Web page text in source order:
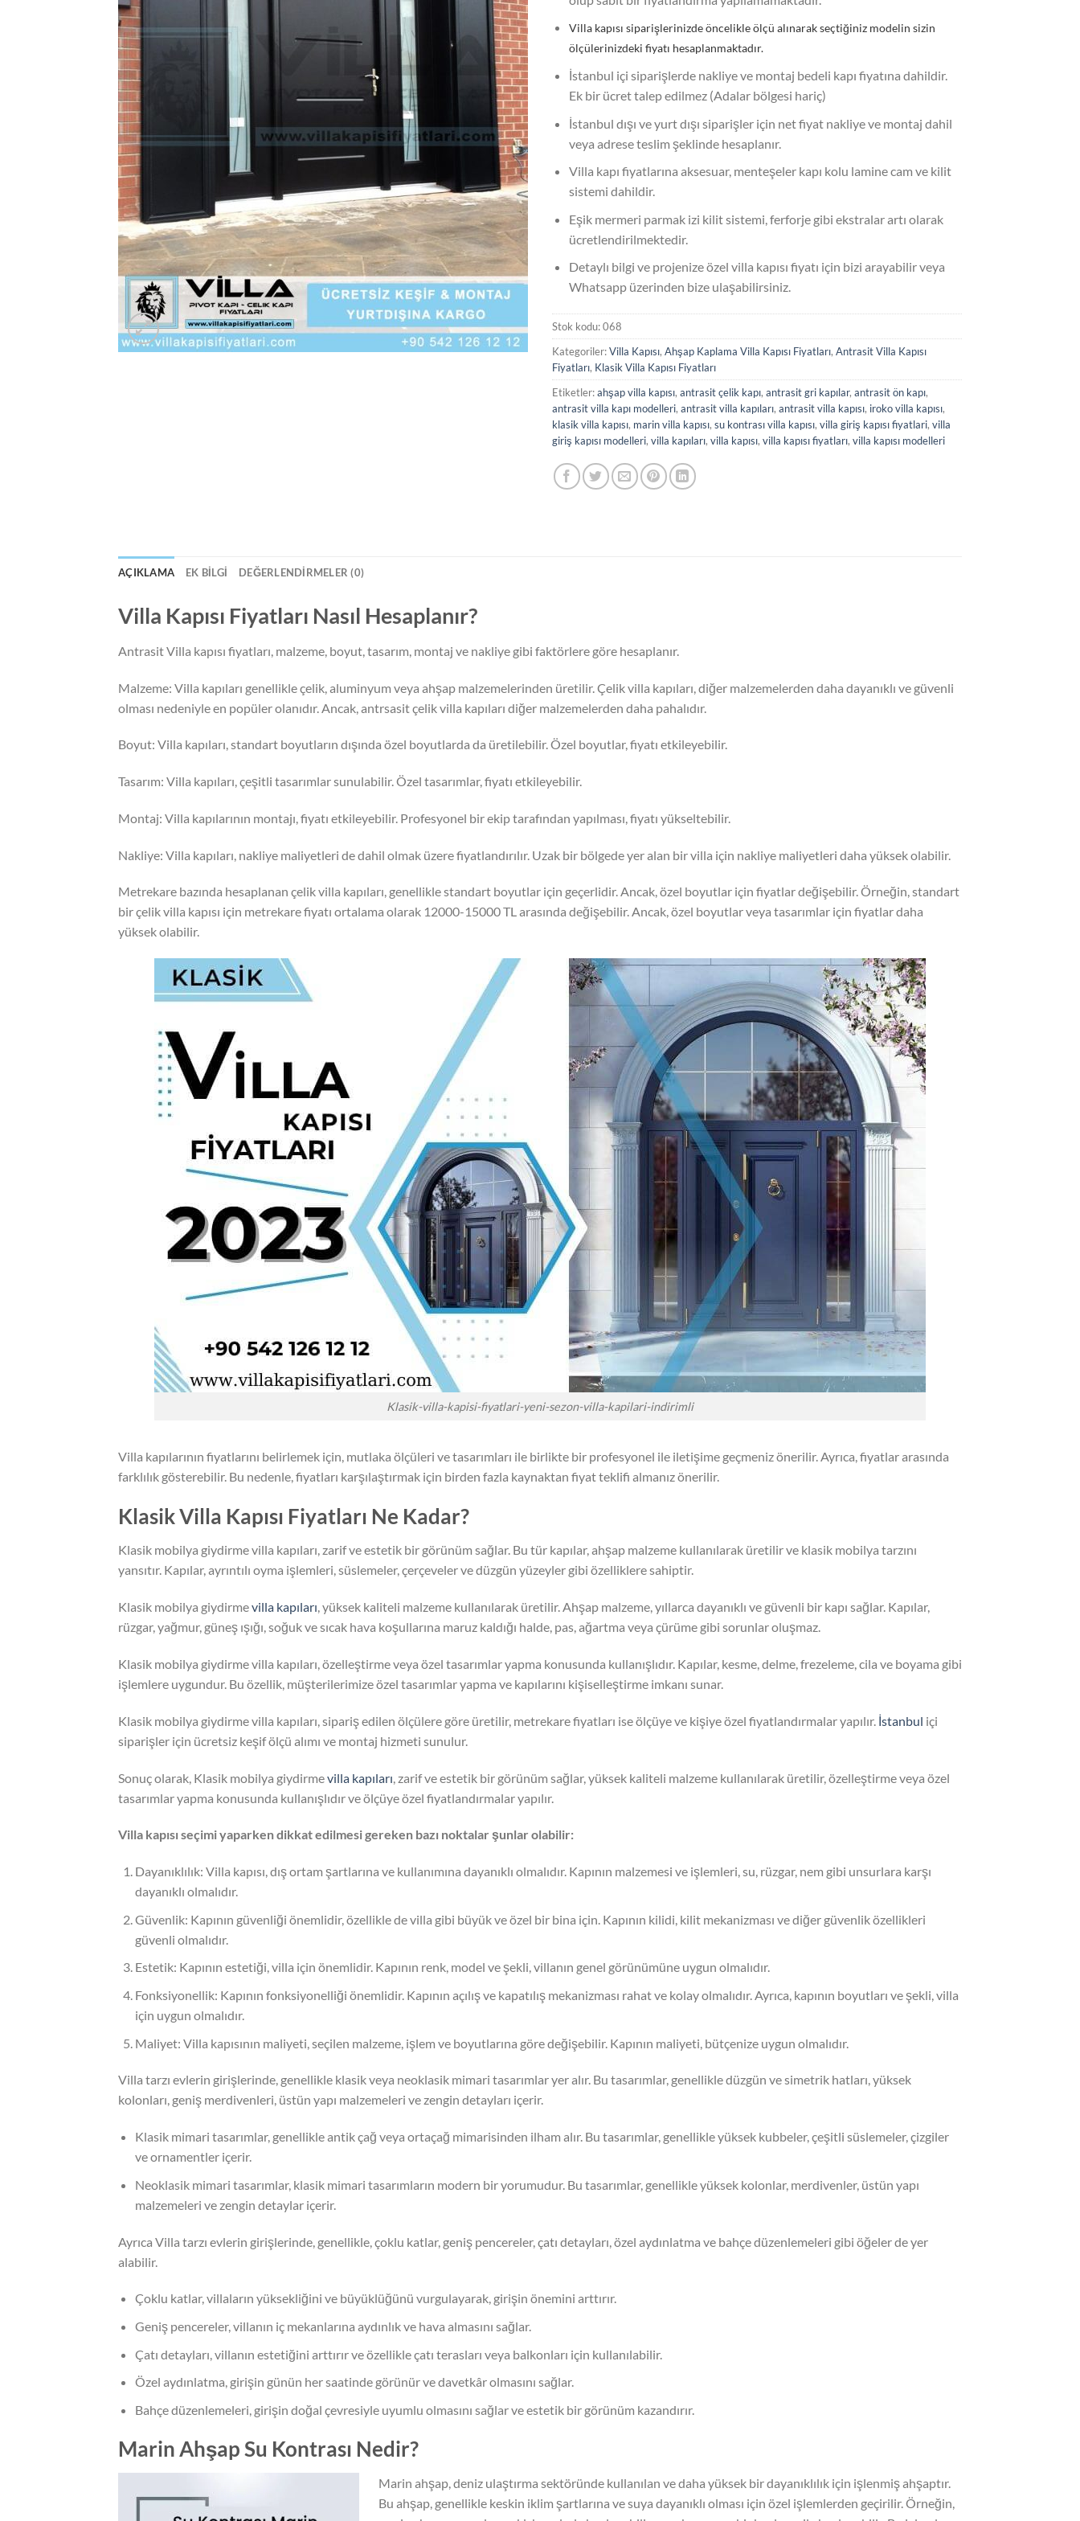
Villa kapısı siparişlerinizde öncelikle ölçü alınarak seçtiğiniz modelin sizin
ölçülerinizdeki fiyatı hesaplanmaktadır.
İstanbul içi siparişlerde nakliye ve montaj bedeli kapı fiyatına dahildir.
Ek bir ücret talep edilmez (Adalar bölgesi hariç)
İstanbul dışı ve yurt dışı siparişler için net fiyat nakliye ve montaj dahil
veya adrese teslim şeklinde hesaplanır.
Villa kapı fiyatlarına aksesuar, menteşeler kapı kolu lamine cam ve kilit
sistemi dahildir.
Eşik mermeri parmak izi kilit sistemi, ferforje gibi ekstralar artı olarak
ücretlendirilmektedir.
Detaylı bilgi ve projenize özel villa kapısı fiyatı için bizi arayabilir veya
Whatsapp üzerinden bize ulaşabilirsiniz.
Stok kodu:068
Kategoriler:Villa Kapısı, Ahşap Kaplama Villa Kapısı Fiyatları, Antrasit Villa Kapısı
Fiyatları, Klasik Villa Kapısı Fiyatları
Etiketler:ahşap villa kapısı, antrasit çelik kapı, antrasit gri kapılar, antrasit ön kapı,
antrasit villa kapı modelleri, antrasit villa kapıları, antrasit villa kapısı, iroko villa kapısı,
klasik villa kapısı, marin villa kapısı, su kontrası villa kapısı, villa giriş kapısı fiyatlari, villa
giriş kapısı modelleri, villa kapıları, villa kapısı, villa kapısı fiyatları, villa kapısı modelleri
AÇIKLAMA EK BILGI DEĞERLENDIRMELER (0)
Villa Kapısı Fiyatları Nasıl Hesaplanır?
Antrasit Villa kapısı fiyatları, malzeme, boyut, tasarım, montaj ve nakliye gibi faktörlere göre hesaplanır.
Malzeme: Villa kapıları genellikle çelik, aluminyum veya ahşap malzemelerinden üretilir. Çelik villa kapıları, diğer malzemelerden daha dayanıklı ve güvenli
olması nedeniyle en popüler olanıdır. Ancak, antrsasit çelik villa kapıları diğer malzemelerden daha pahalıdır.
Boyut: Villa kapıları, standart boyutların dışında özel boyutlarda da üretilebilir. Özel boyutlar, fiyatı etkileyebilir.
Tasarım: Villa kapıları, çeşitli tasarımlar sunulabilir. Özel tasarımlar, fiyatı etkileyebilir.
Montaj: Villa kapılarının montajı, fiyatı etkileyebilir. Profesyonel bir ekip tarafından yapılması, fiyatı yükseltebilir.
Nakliye: Villa kapıları, nakliye maliyetleri de dahil olmak üzere fiyatlandırılır. Uzak bir bölgede yer alan bir villa için nakliye maliyetleri daha yüksek olabilir.
Metrekare bazında hesaplanan çelik villa kapıları, genellikle standart boyutlar için geçerlidir. Ancak, özel boyutlar için fiyatlar değişebilir. Örneğin, standart
bir çelik villa kapısı için metrekare fiyatı ortalama olarak 12000-15000 TL arasında değişebilir. Ancak, özel boyutlar veya tasarımlar için fiyatlar daha
yüksek olabilir.
Klasik-villa-kapisi-fiyatlari-yeni-sezon-villa-kapilari-indirimli
Villa kapılarının fiyatlarını belirlemek için, mutlaka ölçüleri ve tasarımları ile birlikte bir profesyonel ile iletişime geçmeniz önerilir. Ayrıca, fiyatlar arasında
farklılık gösterebilir. Bu nedenle, fiyatları karşılaştırmak için birden fazla kaynaktan fiyat teklifi almanız önerilir.
Klasik Villa Kapısı Fiyatları Ne Kadar?
Klasik mobilya giydirme villa kapıları, zarif ve estetik bir görünüm sağlar. Bu tür kapılar, ahşap malzeme kullanılarak üretilir ve klasik mobilya tarzını
yansıtır. Kapılar, ayrıntılı oyma işlemleri, süslemeler, çerçeveler ve düzgün yüzeyler gibi özelliklere sahiptir.
Klasik mobilya giydirmevilla kapıları, yüksek kaliteli malzeme kullanılarak üretilir. Ahşap malzeme, yıllarca dayanıklı ve güvenli bir kapı sağlar. Kapılar,
rüzgar, yağmur, güneş ışığı, soğuk ve sıcak hava koşullarına maruz kaldığı halde, pas, ağartma veya çürüme gibi sorunlar oluşmaz.
Klasik mobilya giydirme villa kapıları, özelleştirme veya özel tasarımlar yapma konusunda kullanışlıdır. Kapılar, kesme, delme, frezeleme, cila ve boyama gibi
işlemlere uygundur. Bu özellik, müşterilerimize özel tasarımlar yapma ve kapılarını kişiselleştirme imkanı sunar.
Klasik mobilya giydirme villa kapıları, sipariş edilen ölçülere göre üretilir, metrekare fiyatları ise ölçüye ve kişiye özel fiyatlandırmalar yapılır. İstanbul içi
siparişler için ücretsiz keşif ölçü alımı ve montaj hizmeti sunulur.
Sonuç olarak, Klasik mobilya giydirmevilla kapıları , zarif ve estetik bir görünüm sağlar, yüksek kaliteli malzeme kullanılarak üretilir, özelleştirme veya özel
tasarımlar yapma konusunda kullanışlıdır ve ölçüye özel fiyatlandırmalar yapılır.
Villa kapısı seçimi yaparken dikkat edilmesi gereken bazı noktalar şunlar olabilir:
Dayanıklılık: Villa kapısı, dış ortam şartlarına ve kullanımına dayanıklı olmalıdır. Kapının malzemesi ve işlemleri, su, rüzgar, nem gibi unsurlara karşı
dayanıklı olmalıdır.
Güvenlik: Kapının güvenliği önemlidir, özellikle de villa gibi büyük ve özel bir bina için. Kapının kilidi, kilit mekanizması ve diğer güvenlik özellikleri
güvenli olmalıdır.
Estetik: Kapının estetiği, villa için önemlidir. Kapının renk, model ve şekli, villanın genel görünümüne uygun olmalıdır.
Fonksiyonellik: Kapının fonksiyonelliği önemlidir. Kapının açılış ve kapatılış mekanizması rahat ve kolay olmalıdır. Ayrıca, kapının boyutları ve şekli, villa
için uygun olmalıdır.
Maliyet: Villa kapısının maliyeti, seçilen malzeme, işlem ve boyutlarına göre değişebilir. Kapının maliyeti, bütçenize uygun olmalıdır.
Villa tarzı evlerin girişlerinde, genellikle klasik veya neoklasik mimari tasarımlar yer alır. Bu tasarımlar, genellikle düzgün ve simetrik hatları, yüksek
kolonları, geniş merdivenleri, üstün yapı malzemeleri ve zengin detayları içerir.
Klasik mimari tasarımlar, genellikle antik çağ veya ortaçağ mimarisinden ilham alır. Bu tasarımlar, genellikle yüksek kubbeler, çeşitli süslemeler, çizgiler
ve ornamentler içerir.
Neoklasik mimari tasarımlar, klasik mimari tasarımların modern bir yorumudur. Bu tasarımlar, genellikle yüksek kolonlar, merdivenler, üstün yapı
malzemeleri ve zengin detaylar içerir.
Ayrıca Villa tarzı evlerin girişlerinde, genellikle, çoklu katlar, geniş pencereler, çatı detayları, özel aydınlatma ve bahçe düzenlemeleri gibi öğeler de yer
alabilir.
Çoklu katlar, villaların yüksekliğini ve büyüklüğünü vurgulayarak, girişin önemini arttırır.
Geniş pencereler, villanın iç mekanlarına aydınlık ve hava almasını sağlar.
Çatı detayları, villanın estetiğini arttırır ve özellikle çatı terasları veya balkonları için kullanılabilir.
Özel aydınlatma, girişin günün her saatinde görünür ve davetkâr olmasını sağlar.
Bahçe düzenlemeleri, girişin doğal çevresiyle uyumlu olmasını sağlar ve estetik bir görünüm kazandırır.
Marin Ahşap Su Kontrası Nedir?
Marin ahşap, deniz ulaştırma sektöründe kullanılan ve daha yüksek bir dayanıklılık için işlenmiş ahşaptır.
Bu ahşap, genellikle keskin iklim şartlarına ve suya dayanıklı olması için özel işlemlerden geçirilir. Örneğin,